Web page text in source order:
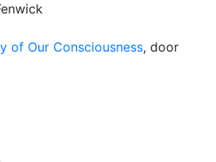
of Our Consciousness, door